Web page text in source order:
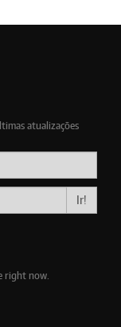
atualizações
Ir!
right now.